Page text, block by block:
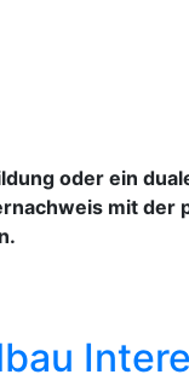
oder ein
mit